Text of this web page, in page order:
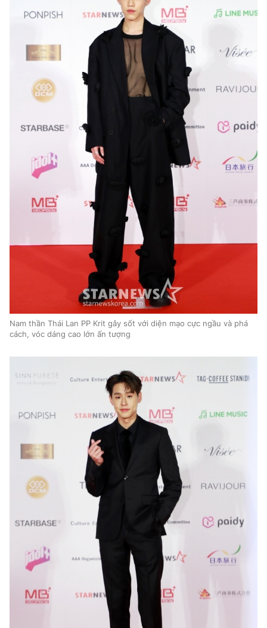
Nam thần Thái Lan PP Krit gây sốt với diện mạo cực ngầu và phá
cách, vóc dáng cao lớn ấn tượng